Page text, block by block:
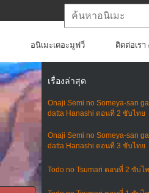
อนิเมะเดอะมูฟวี่ ติดต่อเรา
เรื่องล่าสุด
Onaji Semi no Someya-san
datta Hanashi ตอนที่ 2 ซับไทย
Onaji Semi no Someya-san
datta Hanashi ตอนที่ 3 ซับไทย
Todo no Tsumari ตอนที่ 2 ซับไ